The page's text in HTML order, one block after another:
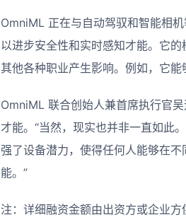
OmniML 正在与自动驾驭和智能相
以进步安全性和实时感知才能。它
其他各种职业产生影响。例如，它能
OmniML 联合创始人兼首席执行官
才能。“当然，现实也并非一直如此
强了设备潜力，使得任何人能够在
能。”
注：详细融资金额由出资方或企业方